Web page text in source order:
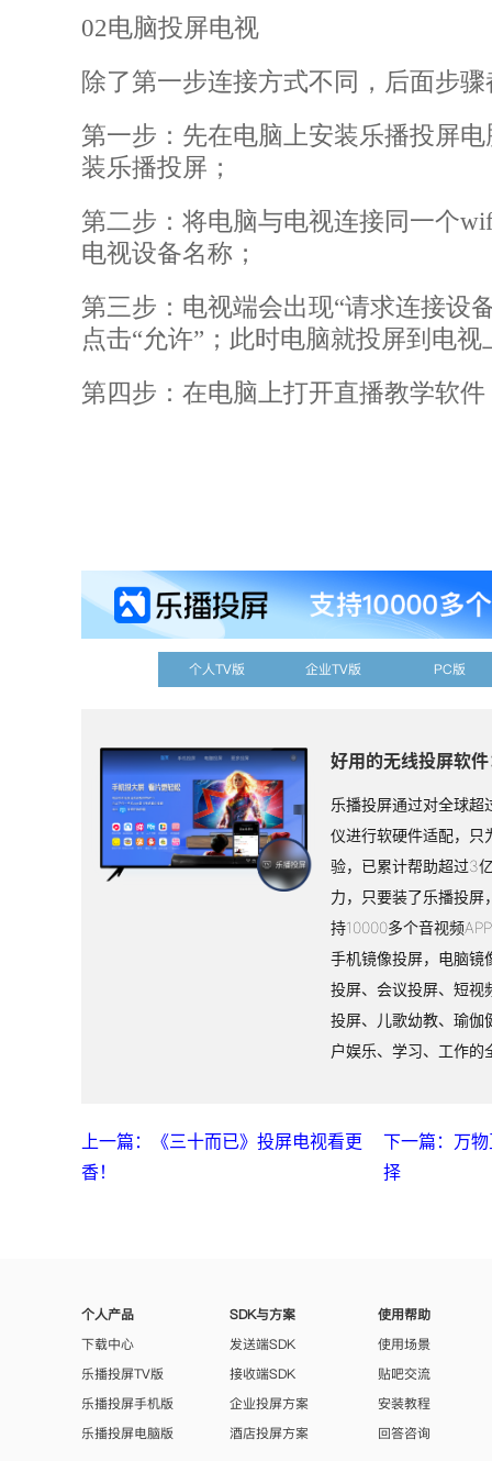
02电脑投屏电视
除了第一步连接方式不同，后面步
第一步：先在电脑上安装乐播投屏
装乐播投屏；
第二步：将电脑与电视连接同一个
电视设备名称；
第三步：电视端会出现“请求连接设
点击“允许”；此时电脑就投屏到电视
第四步：在电脑上打开直播教学软
个人TV版 企业TV版 PC版
好用的无线投屏软
乐播投屏通过对全球超
仪进行软硬件适配，只
验，已累计帮助超过3
力，只要装了乐播投屏
持10000多个音视频
手机镜像投屏，电脑镜
投屏、会议投屏、短视
投屏、儿歌幼教、瑜伽
户娱乐、学习、工作的
上一篇：《三十而已》投屏电视看更
香！
下一篇：万
择
个人产品
下载中心
乐播投屏TV版
乐播投屏手机版
乐播投屏电脑版
SDK与方案
发送端SDK
接收端SDK
企业投屏方案
酒店投屏方案
使用帮助
使用场景
贴吧交流
安装教程
回答咨询